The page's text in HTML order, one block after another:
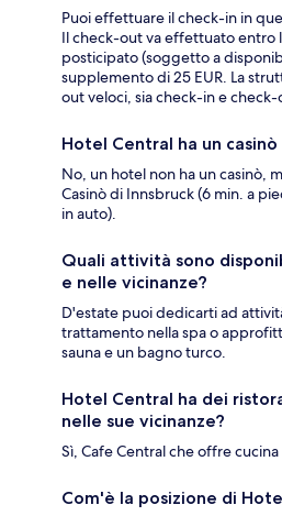
Puoi effettuare il check-in in
Il check-out va effettuato entro
posticipato (soggetto a
supplemento di 25 EUR. La
out veloci, sia check-in e
Hotel Central ha un
No, un hotel non ha un casinò,
Casinò di Innsbruck (6 min. a
in auto).
Quali attività sono
e nelle vicinanze?
D'estate puoi dedicarti ad
trattamento nella spa o
sauna e un bagno turco.
Hotel Central ha dei
nelle sue vicinanze?
Sì, Cafe Central che offre
Com'è la posizione di